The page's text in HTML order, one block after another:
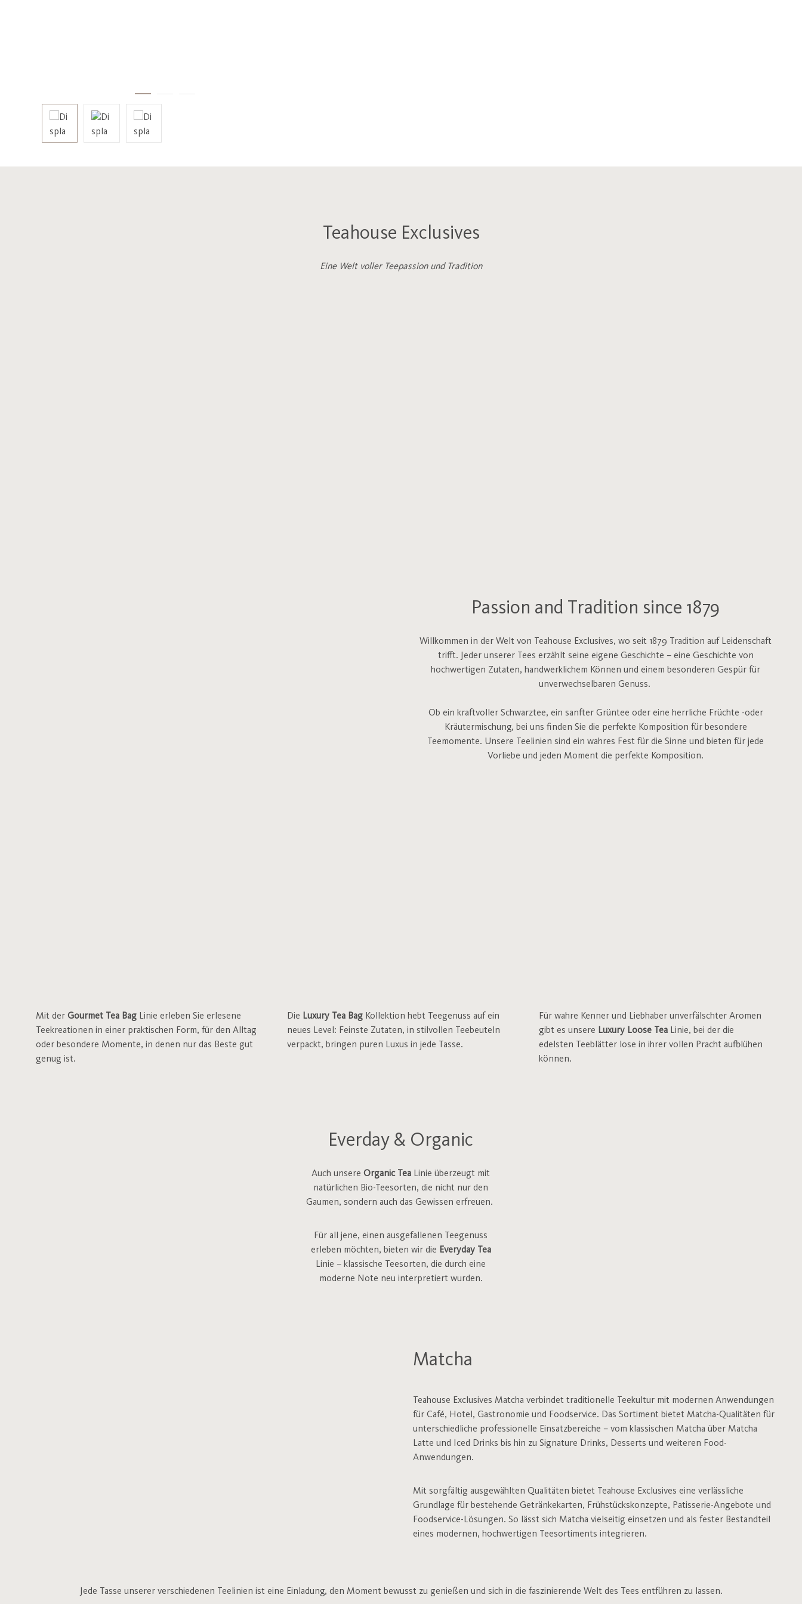
Teahouse Exclusives
Eine Welt voller Teepassion und Tradition
Passion and Tradition since 1879
Willkommen in der Welt von Teahouse Exclusives, wo seit 1879 Tradition auf Leidenschaft
trifft. Jeder unserer Tees erzählt seine eigene Geschichte – eine Geschichte von
hochwertigen Zutaten, handwerklichem Können und einem besonderen Gespür für
unverwechselbaren Genuss.
Ob ein kraftvoller Schwarztee, ein sanfter Grüntee oder eine herrliche Früchte -oder
Kräutermischung, bei uns finden Sie die perfekte Komposition für besondere
Teemomente. Unsere Teelinien sind ein wahres Fest für die Sinne und bieten für jede
Vorliebe und jeden Moment die perfekte Komposition.
Mit der Gourmet Tea Bag Linie erleben Sie erlesene
Teekreationen in einer praktischen Form, für den Alltag
oder besondere Momente, in denen nur das Beste gut
genug ist.
Die Luxury Tea Bag Kollektion hebt Teegenuss auf ein
neues Level: Feinste Zutaten, in stilvollen Teebeuteln
verpackt, bringen puren Luxus in jede Tasse.
Für wahre Kenner und Liebhaber unverfälschter Aromen
gibt es unsere Luxury Loose TeaLinie, bei der die
edelsten Teeblätter lose in ihrer vollen Pracht aufblühen
können.
Everday & Organic
Auch unsereOrganic Tea Linie überzeugt mit
natürlichen Bio-Teesorten, die nicht nur den
Gaumen, sondern auch das Gewissen erfreuen.
Für all jene, einen ausgefallenen Teegenuss
erleben möchten, bieten wir die Everyday Tea
Linie – klassische Teesorten, die durch eine
moderne Note neu interpretiert wurden.
Matcha
Teahouse Exclusives Matcha verbindet traditionelle Teekultur mit modernen Anwendungen
für Café, Hotel, Gastronomie und Foodservice. Das Sortiment bietet Matcha-Qualitäten für
unterschiedliche professionelle Einsatzbereiche – vom klassischen Matcha über Matcha
Latte und Iced Drinks bis hin zu Signature Drinks, Desserts und weiteren Food-
Anwendungen.
Mit sorgfältig ausgewählten Qualitäten bietet Teahouse Exclusives eine verlässliche
Grundlage für bestehende Getränkekarten, Frühstückskonzepte, Patisserie-Angebote und
Foodservice-Lösungen. So lässt sich Matcha vielseitig einsetzen und als fester Bestandteil
eines modernen, hochwertigen Teesortiments integrieren.
Jede Tasse unserer verschiedenen Teelinien ist eine Einladung, den Moment bewusst zu genießen und sich in die faszinierende Welt des Tees entführen zu lassen.